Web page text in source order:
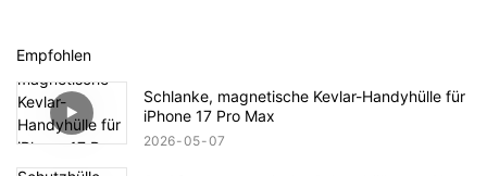
Empfohlen
Schlanke, magnetische Kevlar-Handyhülle für
iPhone 17 Pro Max
2026 05 07